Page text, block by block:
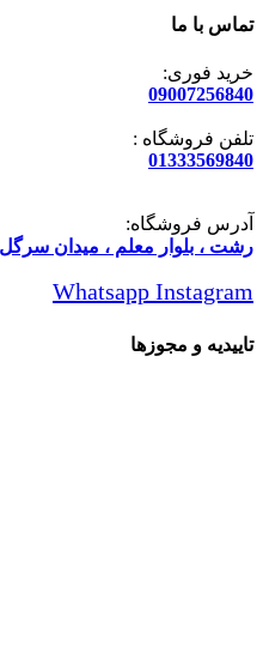
تماس با ما
خرید فوری:
09007256840
تلفن فروشگاه :
01333569840
آدرس فروشگاه:
رشت ، بلوار معلم ، میدان سرگل
Whatsapp Instagram
تاییدیه و مجوزها